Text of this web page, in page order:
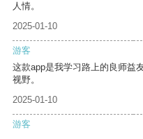
人情。
2025-01-10
游客
这款app是我学习路上的良师益
视野。
2025-01-10
游客